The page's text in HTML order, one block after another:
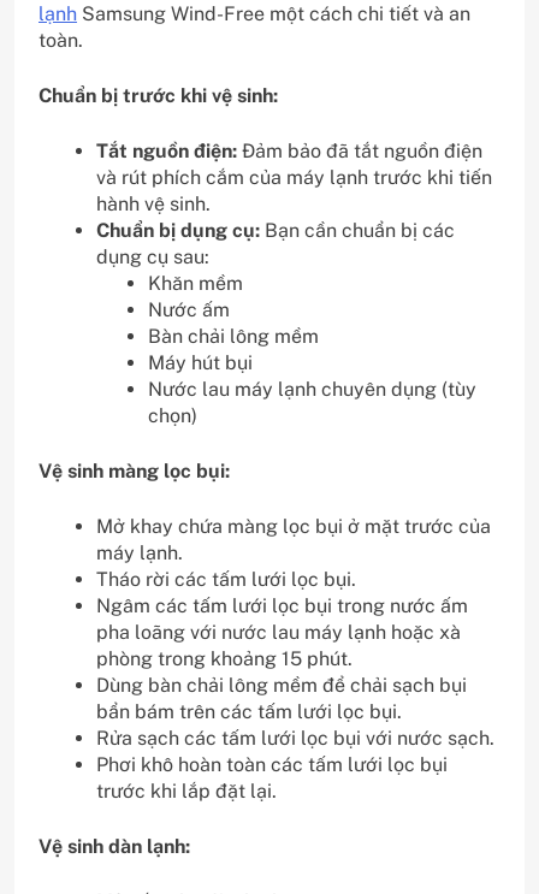
lạnh Samsung Wind-Free một cách chi tiết và an
toàn.
Chuẩn bị trước khi vệ sinh:
Tắt nguồn điện: Đảm bảo đã tắt nguồn điện
và rút phích cắm của máy lạnh trước khi tiến
hành vệ sinh.
Chuẩn bị dụng cụ: Bạn cần chuẩn bị các
dụng cụ sau:
Khăn mềm
Nước ấm
Bàn chải lông mềm
Máy hút bụi
Nước lau máy lạnh chuyên dụng (tùy
chọn)
Vệ sinh màng lọc bụi:
Mở khay chứa màng lọc bụi ở mặt trước của
máy lạnh.
Tháo rời các tấm lưới lọc bụi.
Ngâm các tấm lưới lọc bụi trong nước ấm
pha loãng với nước lau máy lạnh hoặc xà
phòng trong khoảng 15 phút.
Dùng bàn chải lông mềm để chải sạch bụi
bẩn bám trên các tấm lưới lọc bụi.
Rửa sạch các tấm lưới lọc bụi với nước sạch.
Phơi khô hoàn toàn các tấm lưới lọc bụi
trước khi lắp đặt lại.
Vệ sinh dàn lạnh: